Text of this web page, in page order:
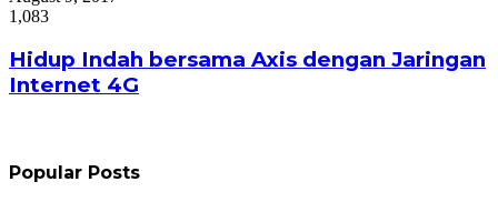
1,083
Hidup Indah bersama Axis dengan Jaringan
Internet 4G
Popular Posts